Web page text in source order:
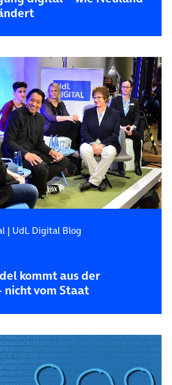
| UdL Digital Blog
kommt aus der
nicht vom Staat